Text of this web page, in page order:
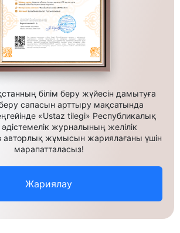
білім беру жүйесін дамытуға
сапасын арттыру мақсатында
«Ustaz tilegi» Республикалық
журналының желілік
жұмысын жариялағаны үшін
марапатталасыз!
Жариялау